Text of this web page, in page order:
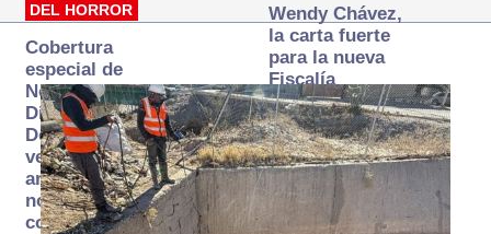
DEL HORROR
Cobertura
especial de
Norte
Digital:
Donde la
verdad
arde… pero
no se
consume
Wendy Chávez,
la carta fuerte
para la nueva
Fiscalía
autónoma